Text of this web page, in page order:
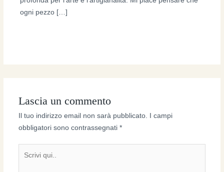
ogni pezzo […]
Lascia un commento
Il tuo indirizzo email non sarà pubblicato. I campi
obbligatori sono contrassegnati *